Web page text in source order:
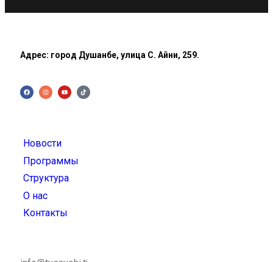
Адрес: город Душанбе, улица С. Айни, 259.
Новости
Программы
Структура
О нас
Контакты